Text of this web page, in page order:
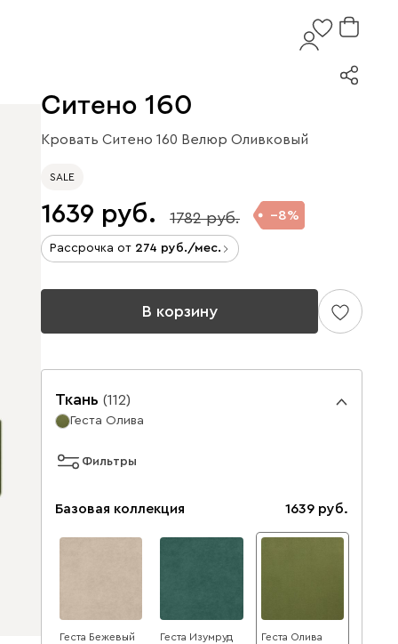
Ситено 160
Кровать Ситено 160 Велюр Оливковый
SALE
1639 1782 8
Рассрочка от 274 /мес.
В корзину
Ткань (112)
Геста Олива
Фильтры
Базовая коллекция 1639
Геста Бежевый Геста Изумруд Геста Олива